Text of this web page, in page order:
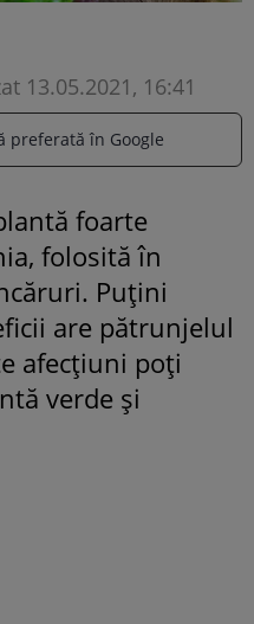
13.05.2021, 16:41
preferată în Google
foarte
folosită în
Puțini
are pătrunjelul
afecțiuni poți
verde și